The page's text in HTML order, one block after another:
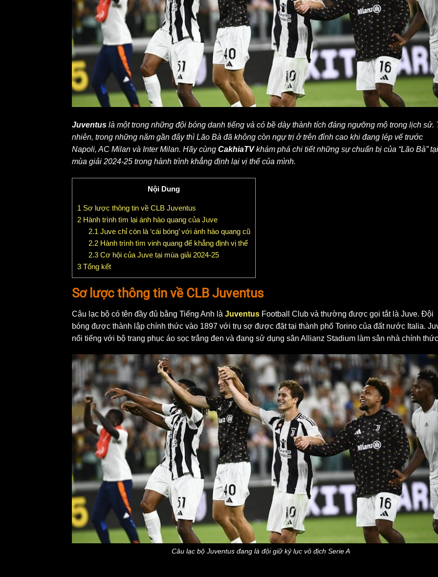
Juventus là một trong những đội bóng danh tiếng và có bề dày thành tích đáng ngưỡng mộ trong lịch sử.
nhiên, trong những năm gần đây thì Lão Bà đã không còn ngự trị ở trên đỉnh cao khi đang lép vế trước
Napoli, AC Milan và Inter Milan. Hãy cùng CakhiaTVkhám phá chi tiết những sự chuẩn bị của “Lão Bà” tại
mùa giải 2024-25 trong hành trình khẳng định lại vị thế của mình.
Nội Dung
1 Sơ lược thông tin về CLB Juventus
2 Hành trình tìm lại ánh hào quang của Juve
2.1 Juve chỉ còn là ‘cái bóng’ với ánh hào quang cũ
2.2Hành trình tìm vinh quang để khẳng định vị thế
2.3Cơ hội của Juve tại mùa giải 2024-25
3 Tổng kết
Sơ lược thông tin về CLB Juventus
Câu lạc bộ có tên đầy đủ bằng Tiếng Anh là Juventus Football Club và thường được gọi tắt là Juve. Đội
bóng được thành lập chính thức vào 1897 với trụ sợ được đặt tại thành phố Torino của đất nước Italia.
nổi tiếng với bộ trang phục áo sọc trắng đen và đang sử dụng sân Allianz Stadium làm sân nhà chính
Câu lạc bộ Juventus đang là đội giữ kỷ lục vô địch Serie A